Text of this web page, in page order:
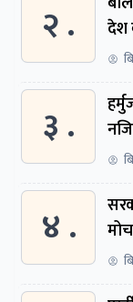
२ .
देश
३ .
४ .